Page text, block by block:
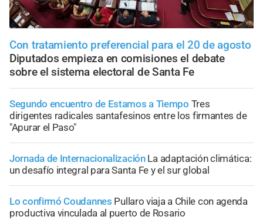
Con tratamiento preferencial para el 20 de agosto
Diputados empieza en comisiones el debate
sobre el sistema electoral de Santa Fe
Segundo encuentro de Estamos a Tiempo Tres
dirigentes radicales santafesinos entre los firmantes de
"Apurar el Paso"
Jornada de Internacionalización La adaptación climática:
un desafío integral para Santa Fe y el sur global
Lo confirmó Coudannes Pullaro viaja a Chile con agenda
productiva vinculada al puerto de Rosario